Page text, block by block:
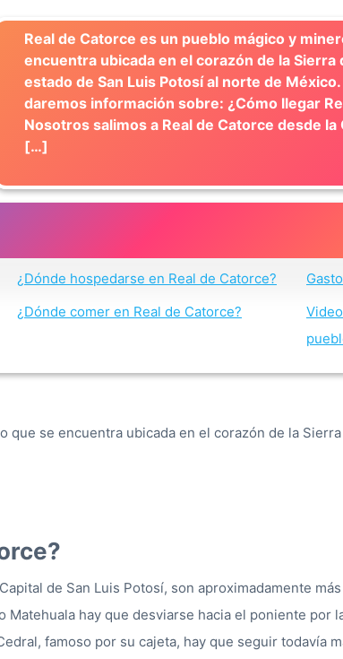
Real de Catorce es un pueblo mágico y
encuentra ubicada en el corazón de la Sierra
estado de San Luis Potosí al norte de
daremos información sobre: ¿Cómo llegar
Nosotros salimos a Real de Catorce desde la
[…]
¿Dónde hospedarse en Real de Catorce?
¿Dónde comer en Real de Catorce?
que se encuentra ubicada en el corazón de la
de San Luis Potosí, son aproximadamente
hay que desviarse hacia el poniente por
famoso por su cajeta, hay que seguir todavía